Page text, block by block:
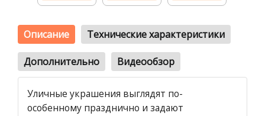
Описание Технические характеристики
Дополнительно Видеообзор
Уличные украшения выглядят по-
особенному празднично и задают